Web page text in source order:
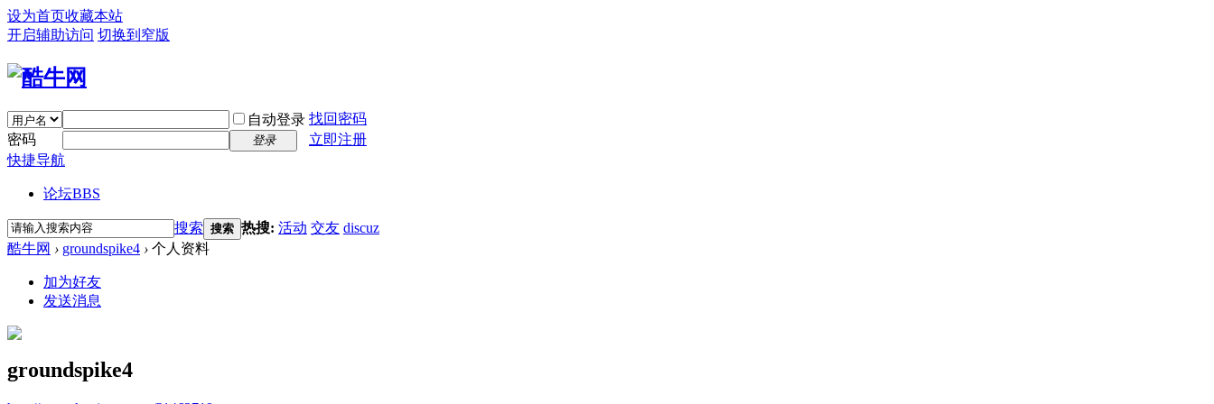
设为首页收藏本站
开启辅助访问 切换到窄版
自动登录 找回密码
密码
登录
立即注册
快捷导航
论坛BBS
搜索 搜索 热搜: 活动 交友 discuz
酷牛网 › groundspike4 › 个人资料
加为好友
发送消息
groundspike4